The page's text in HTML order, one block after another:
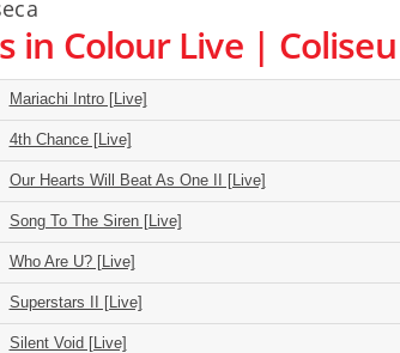
in Colour Live | Coliseu
Mariachi Intro [Live]
4th Chance [Live]
Our Hearts Will Beat As One II [Live]
Song To The Siren [Live]
Who Are U? [Live]
Superstars II [Live]
Silent Void [Live]